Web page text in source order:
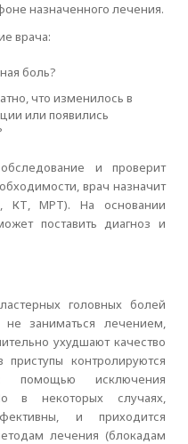
назначенного лечения.
врача:
боль?
что изменилось в
или появились
и проверит
врач назначит
КТ, МРТ). На основании
поставить диагноз и
головных болей
заниматься лечением,
ухудшают качество
контролируются
исключения
в некоторых случаях,
и приходится
лечения (блокадам